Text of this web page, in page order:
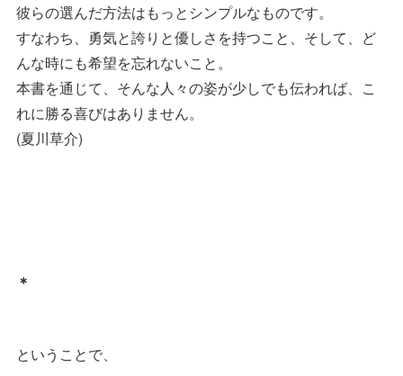
彼らの選んだ方法はもっとシンプルなものです。
すなわち、勇気と誇りと優しさを持つこと、そして、ど
んな時にも希望を忘れないこと。
本書を通じて、そんな人々の姿が少しでも伝われば、こ
れに勝る喜びはありません。
(夏川草介)
＊
ということで、